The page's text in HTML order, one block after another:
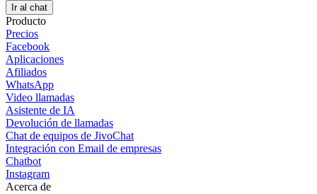
Ir al chat
Producto
Precios
Facebook
Aplicaciones
Afiliados
WhatsApp
Video llamadas
Asistente de IA
Devolución de llamadas
Chat de equipos de JivoChat
Integración con Email de empresas
Chatbot
Instagram
Acerca de